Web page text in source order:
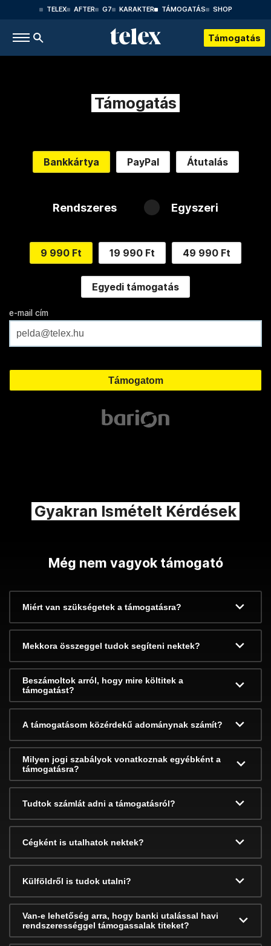
TELEX AFTER G7 KARAKTER TÁMOGATÁS SHOP
Támogatás
Támogatás
Bankkártya PayPal Átutalás
Rendszeres Egyszeri
9 990 Ft 19 990 Ft 49 990 Ft
Egyedi támogatás
e-mail cím
Gyakran Ismételt Kérdések
Még nem vagyok támogató
Miért van szükségetek a támogatásra?
Mekkora összeggel tudok segíteni nektek?
Beszámoltok arról, hogy mire költitek a
támogatást?
A támogatásom közérdekű adománynak számít?
Milyen jogi szabályok vonatkoznak egyébként a
támogatásra?
Tudtok számlát adni a támogatásról?
Cégként is utalhatok nektek?
Külföldről is tudok utalni?
Van-e lehetőség arra, hogy banki utalással havi
rendszerességgel támogassalak titeket?